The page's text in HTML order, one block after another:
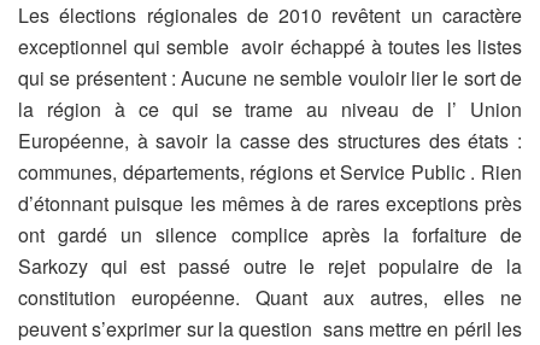
Les élections régionales de 2010 revêtent un caractère
exceptionnel qui semble avoir échappé à toutes les listes
qui se présentent : Aucune ne semble vouloir lier le sort de
la région à ce qui se trame au niveau de l’ Union
Européenne, à savoir la casse des structures des états :
communes, départements, régions et Service Public . Rien
d’étonnant puisque les mêmes à de rares exceptions près
ont gardé un silence complice après la forfaiture de
Sarkozy qui est passé outre le rejet populaire de la
constitution européenne. Quant aux autres, elles ne
peuvent s’exprimer sur la question sans mettre en péril les